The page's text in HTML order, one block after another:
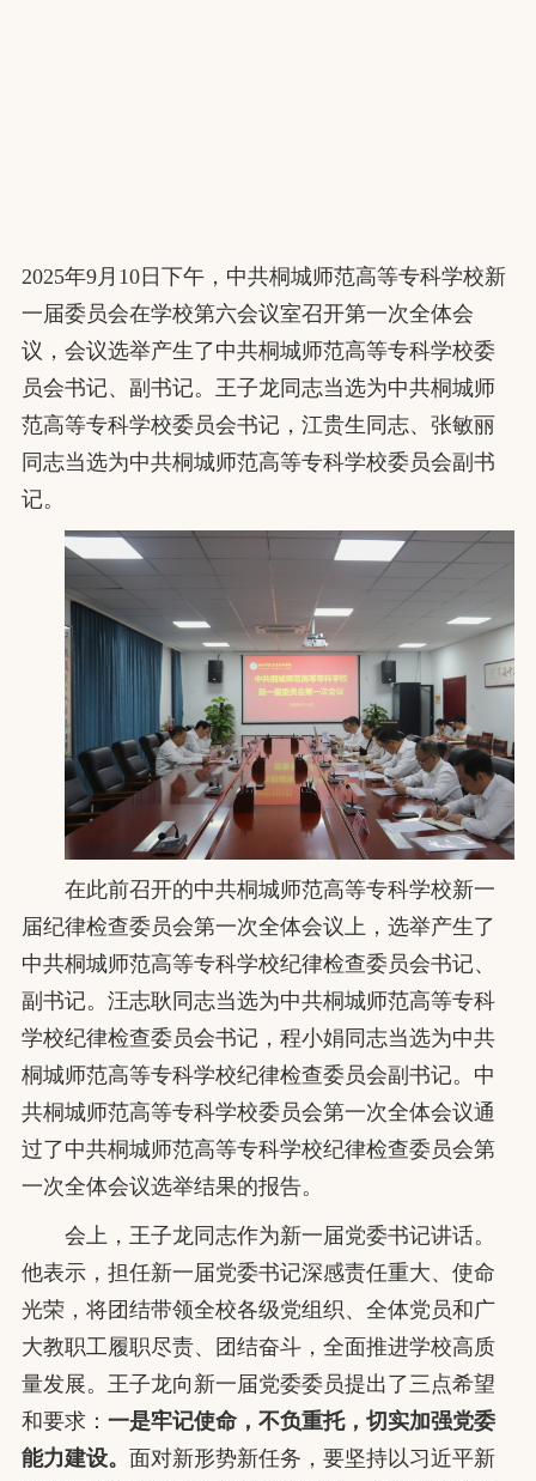
2025年9月10日下午，中共桐城师范高等专科学校新
一届委员会在学校第六会议室召开第一次全体会
议，会议选举产生了中共桐城师范高等专科学校委
员会书记、副书记。王子龙同志当选为中共桐城师
范高等专科学校委员会书记，江贵生同志、张敏丽
同志当选为中共桐城师范高等专科学校委员会副书
记。
在此前召开的中共桐城师范高等专科学校新一
届纪律检查委员会第一次全体会议上，选举产生了
中共桐城师范高等专科学校纪律检查委员会书记、
副书记。汪志耿同志当选为中共桐城师范高等专科
学校纪律检查委员会书记，程小娟同志当选为中共
桐城师范高等专科学校纪律检查委员会副书记。中
共桐城师范高等专科学校委员会第一次全体会议通
过了中共桐城师范高等专科学校纪律检查委员会第
一次全体会议选举结果的报告。
会上，王子龙同志作为新一届党委书记讲话。
他表示，担任新一届党委书记深感责任重大、使命
光荣，将团结带领全校各级党组织、全体党员和广
大教职工履职尽责、团结奋斗，全面推进学校高质
量发展。王子龙向新一届党委委员提出了三点希望
和要求： 一是牢记使命，不负重托，切实加强党委
能力建设。 面对新形势新任务，要坚持以习近平新